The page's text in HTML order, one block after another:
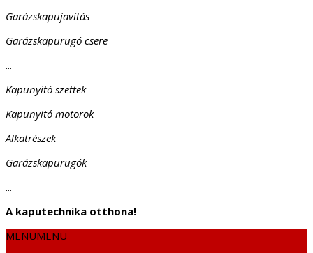
Garázskapujavítás
Garázskapurugó csere
...
Kapunyitó szettek
Kapunyitó motorok
Alkatrészek
Garázskapurugók
...
A kaputechnika otthona!
MENÜMENÜ